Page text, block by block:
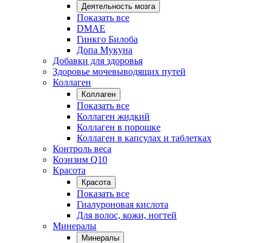
Деятельность мозга
Показать все
DMAE
Гинкго Билоба
Допа Мукуна
Добавки для здоровья
Здоровье мочевыводящих путей
Коллаген
Коллаген
Показать все
Коллаген жидкий
Коллаген в порошке
Коллаген в капсулах и таблетках
Контроль веса
Коэнзим Q10
Красота
Красота
Показать все
Гиалуроновая кислота
Для волос, кожи, ногтей
Минералы
Минералы